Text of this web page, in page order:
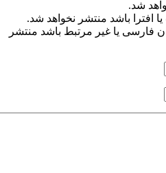
شد.
افترا باشد منتشر نخواهد شد.
فارسی یا غیر مرتبط باشد منتشر